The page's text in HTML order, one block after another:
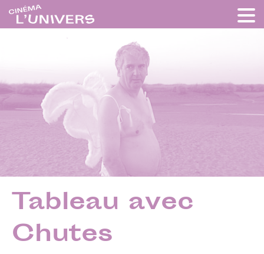
Tableau avec
Chutes